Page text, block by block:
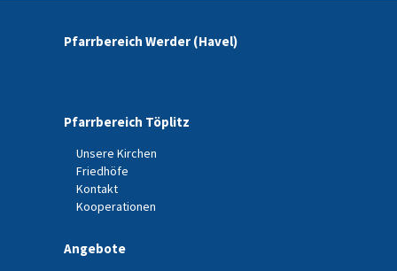
Pfarrbereich Werder (Havel)
Pfarrbereich Töplitz
Unsere Kirchen
Friedhöfe
Kontakt
Kooperationen
Angebote